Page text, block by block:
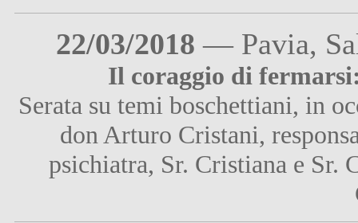
22/03/2018 — Pavia,
Il coraggio di
Serata su temi boschettiani, in
don Arturo Cristani,
psichiatra, Sr. Cristiana e Sr.